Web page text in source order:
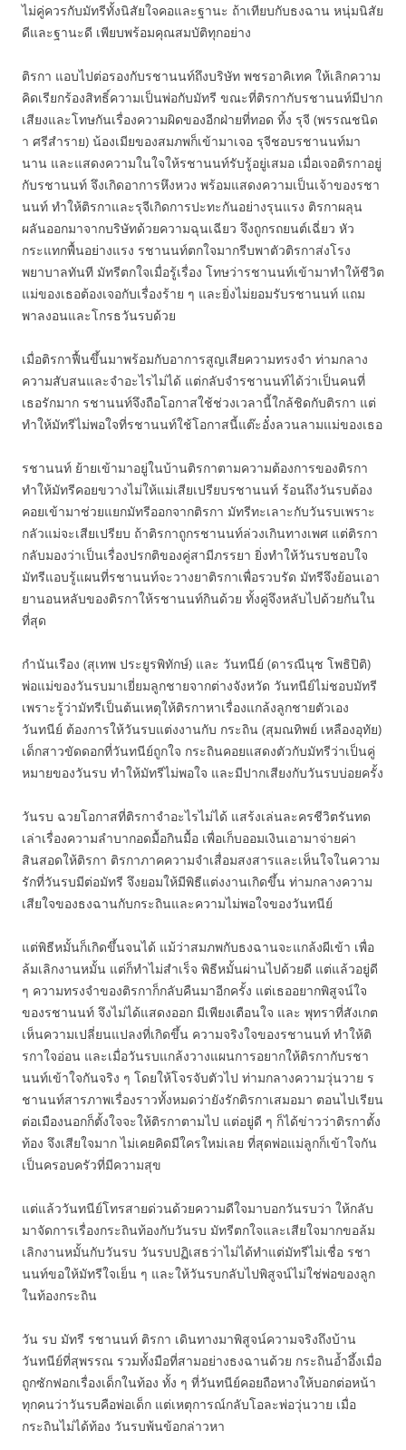
ไม่คู่ควรกับมัทรีทั้งนิสัยใจคอและฐานะ ถ้าเทียบกับธงฉาน หนุ่มนิสัย
ดีและฐานะดี เพียบพร้อมคุณสมบัติทุกอย่าง
ติรกา แอบไปต่อรองกับรชานนท์ถึงบริษัท พชรอาคิเทค ให้เลิกความ
คิดเรียกร้องสิทธิ์ความเป็นพ่อกับมัทรี ขณะที่ติรกากับรชานนท์มีปาก
เสียงและโทษกันเรื่องความผิดของอีกฝ่ายที่ทอด ทิ้ง รุจี (พรรณชนิด
า ศรีสำราย) น้องเมียของสมภพก็เข้ามาเจอ รุจีชอบรชานนท์มา
นาน และแสดงความในใจให้รชานนท์รับรู้อยู่เสมอ เมื่อเจอติรกาอยู่
กับรชานนท์ จึงเกิดอาการหึงหวง พร้อมแสดงความเป็นเจ้าของรชา
นนท์ ทำให้ติรกาและรุจีเกิดการปะทะกันอย่างรุนแรง ติรกาผลุน
ผลันออกมาจากบริษัทด้วยความฉุนเฉียว จึงถูกรถยนต์เฉี่ยว หัว
กระแทกพื้นอย่างแรง รชานนท์ตกใจมากรีบพาตัวติรกาส่งโรง
พยาบาลทันที มัทรีตกใจเมื่อรู้เรื่อง โทษว่ารชานนท์เข้ามาทำให้ชีวิต
แม่ของเธอต้องเจอกับเรื่องร้าย ๆ และยิ่งไม่ยอมรับรชานนท์ แถม
พาลงอนและโกรธวันรบด้วย
เมื่อติรกาฟื้นขึ้นมาพร้อมกับอาการสูญเสียความทรงจำ ท่ามกลาง
ความสับสนและจำอะไรไม่ได้ แต่กลับจำรชานนท์ได้ว่าเป็นคนที่
เธอรักมาก รชานนท์จึงถือโอกาสใช้ช่วงเวลานี้ใกล้ชิดกับติรกา แต่
ทำให้มัทรีไม่พอใจที่รชานนท์ใช้โอกาสนี้แต๊ะอั๋งลวนลามแม่ของเธอ
รชานนท์ ย้ายเข้ามาอยู่ในบ้านติรกาตามความต้องการของติรกา
ทำให้มัทรีคอยขวางไม่ให้แม่เสียเปรียบรชานนท์ ร้อนถึงวันรบต้อง
คอยเข้ามาช่วยแยกมัทรีออกจากติรกา มัทรีทะเลาะกับวันรบเพราะ
กลัวแม่จะเสียเปรียบ ถ้าติรกาถูกรชานนท์ล่วงเกินทางเพศ แต่ติรกา
กลับมองว่าเป็นเรื่องปรกติของคู่สามีภรรยา ยิ่งทำให้วันรบชอบใจ
มัทรีแอบรู้แผนที่รชานนท์จะวางยาติรกาเพื่อรวบรัด มัทรีจึงย้อนเอา
ยานอนหลับของติรกาให้รชานนท์กินด้วย ทั้งคู่จึงหลับไปด้วยกันใน
ที่สุด
กำนันเรือง (สุเทพ ประยูรพิทักษ์) และ วันทนีย์ (ดารณีนุช โพธิปิติ)
พ่อแม่ของวันรบมาเยี่ยมลูกชายจากต่างจังหวัด วันทนีย์ไม่ชอบมัทรี
เพราะรู้ว่ามัทรีเป็นต้นเหตุให้ติรกาหาเรื่องแกล้งลูกชายตัวเอง
วันทนีย์ ต้องการให้วันรบแต่งงานกับ กระถิน (สุมณทิพย์ เหลืองอุทัย)
เด็กสาวขัดดอกที่วันทนีย์ถูกใจ กระถินคอยแสดงตัวกับมัทรีว่าเป็นคู่
หมายของวันรบ ทำให้มัทรีไม่พอใจ และมีปากเสียงกับวันรบบ่อยครั้ง
วันรบ ฉวยโอกาสที่ติรกาจำอะไรไม่ได้ แสร้งเล่นละครชีวิตรันทด
เล่าเรื่องความลำบากอดมื้อกินมื้อ เพื่อเก็บออมเงินเอามาจ่ายค่า
สินสอดให้ติรกา ติรกาภาคความจำเสื่อมสงสารและเห็นใจในความ
รักที่วันรบมีต่อมัทรี จึงยอมให้มีพิธีแต่งงานเกิดขึ้น ท่ามกลางความ
เสียใจของธงฉานกับกระถินและความไม่พอใจของวันทนีย์
แต่พิธีหมั้นก็เกิดขึ้นจนได้ แม้ว่าสมภพกับธงฉานจะแกล้งผีเข้า เพื่อ
ล้มเลิกงานหมั้น แต่ก็ทำไม่สำเร็จ พิธีหมั้นผ่านไปด้วยดี แต่แล้วอยู่ดี
ๆ ความทรงจำของติรกาก็กลับคืนมาอีกครั้ง แต่เธออยากพิสูจน์ใจ
ของรชานนท์ จึงไม่ได้แสดงออก มีเพียงเตือนใจ และ พุทราที่สังเกต
เห็นความเปลี่ยนแปลงที่เกิดขึ้น ความจริงใจของรชานนท์ ทำให้ติ
รกาใจอ่อน และเมื่อวันรบแกล้งวางแผนการอยากให้ติรกากับรชา
นนท์เข้าใจกันจริง ๆ โดยให้โจรจับตัวไป ท่ามกลางความวุ่นวาย ร
ชานนท์สารภาพเรื่องราวทั้งหมดว่ายังรักติรกาเสมอมา ตอนไปเรียน
ต่อเมืองนอกก็ตั้งใจจะให้ติรกาตามไป แต่อยู่ดี ๆ ก็ได้ข่าวว่าติรกาตั้ง
ท้อง จึงเสียใจมาก ไม่เคยคิดมีใครใหม่เลย ที่สุดพ่อแม่ลูกก็เข้าใจกัน
เป็นครอบครัวที่มีความสุข
แต่แล้ววันทนีย์โทรสายด่วนด้วยความดีใจมาบอกวันรบว่า ให้กลับ
มาจัดการเรื่องกระถินท้องกับวันรบ มัทรีตกใจและเสียใจมากขอล้ม
เลิกงานหมั้นกับวันรบ วันรบปฏิเสธว่าไม่ได้ทำแต่มัทรีไม่เชื่อ รชา
นนท์ขอให้มัทรีใจเย็น ๆ และให้วันรบกลับไปพิสูจน์ไม่ใช่พ่อของลูก
ในท้องกระถิน
วัน รบ มัทรี รชานนท์ ติรกา เดินทางมาพิสูจน์ความจริงถึงบ้าน
วันทนีย์ที่สุพรรณ รวมทั้งมือที่สามอย่างธงฉานด้วย กระถินอ้ำอึ้งเมื่อ
ถูกซักฟอกเรื่องเด็กในท้อง ทั้ง ๆ ที่วันทนีย์คอยถือหางให้บอกต่อหน้า
ทุกคนว่าวันรบคือพ่อเด็ก แต่เหตุการณ์กลับโอละพ่อวุ่นวาย เมื่อ
กระถินไม่ได้ท้อง วันรบพ้นข้อกล่าวหา